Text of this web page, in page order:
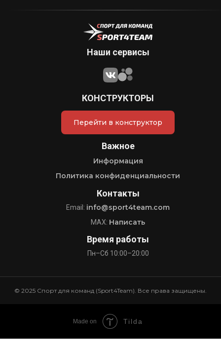
Наши сервисы
КОНСТРУКТОРЫ
Перейти в конструктор
Важное
Информация
Политика конфиденциальности
Контакты
Email: info@sport4team.com
MAX: Написать
Время работы
Пн–Сб 10:00–20:00
© 2025 Спорт для команд (Sport4Team). Все права защищены.
Made on Tilda